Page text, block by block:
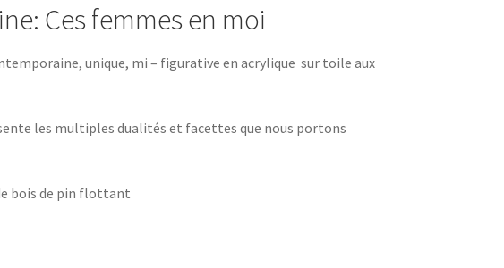
Ces femmes en moi
unique, mi – figurative en acrylique sur toile aux
les multiples dualités et facettes que nous portons
bois de pin flottant